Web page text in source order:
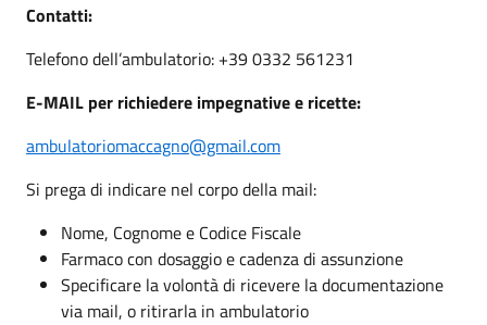
Contatti:
Telefono dell’ambulatorio: +39 0332 561231
E-MAIL per richiedere impegnative e ricette:
ambulatoriomaccagno@gmail.com
Si prega di indicare nel corpo della mail:
Nome, Cognome e Codice Fiscale
Farmaco con dosaggio e cadenza di assunzione
Specificare la volontà di ricevere la documentazione
via mail, o ritirarla in ambulatorio